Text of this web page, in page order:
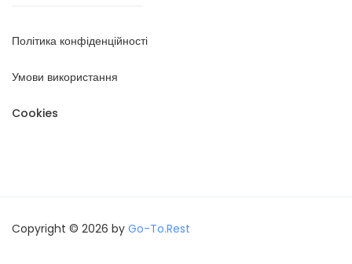
Політика конфіденційності
Умови використання
Cookies
Copyright © 2026 by Go-To.Rest